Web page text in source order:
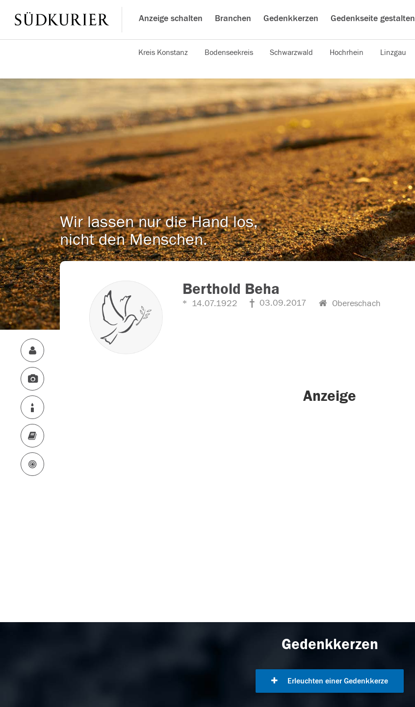
Anzeige schalten Branchen Gedenkkerzen Gedenkseite gestalten
Kreis Konstanz Bodenseekreis Schwarzwald Hochrhein Linzgau
Wir lassen nur die Hand los,
nicht den Menschen.
Berthold Beha
14.07.1922 03.09.2017 Obereschach
Anzeige
Gedenkkerzen
Erleuchten einer Gedenkkerze